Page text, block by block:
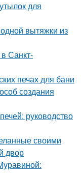
для
вытяжки из
Санкт-
печах для бани
создания
руководство
своими
двор